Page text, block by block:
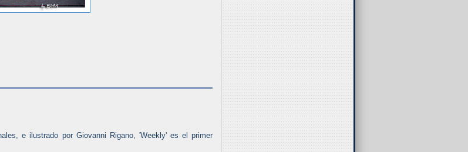
e ilustrado por Giovanni Rigano, 'Weekly' es el primer